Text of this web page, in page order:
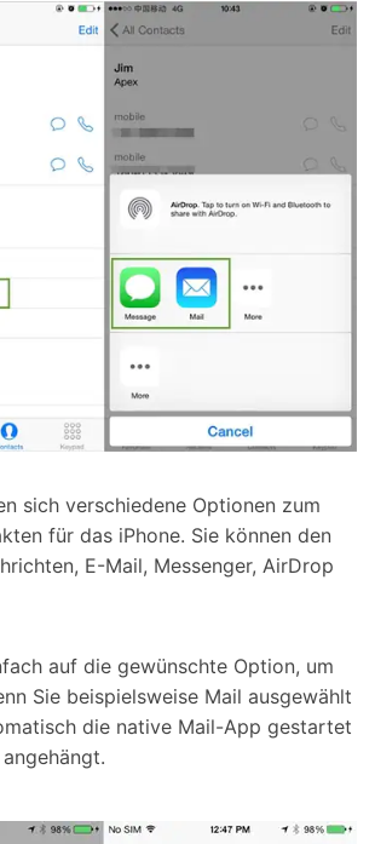
sich verschiedene Optionen zum
für das iPhone. Sie können den
E-Mail, Messenger, AirDrop
auf die gewünschte Option, um
Sie beispielsweise Mail ausgewählt
die native Mail-App gestartet